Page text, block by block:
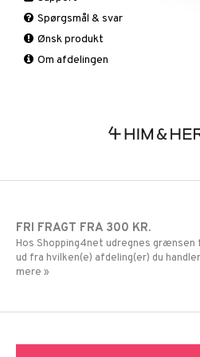
Olie
Specialprodukter
Brun uden sol
Læber
Solcreme
Skelet
Urinveje
Faste
Fedtforbrænding
Måltidserstatning
Øvrige
Antioxidanter
B vitaminer
Børn
C vitaminer
Spørgsmål & svar
Ønsk produkt
Om afdelingen
FRI FRAGT FRA 300 KR.
Hos Shopping4net udregnes
ud fra hvilken(e) afdeling(er) du
mere »